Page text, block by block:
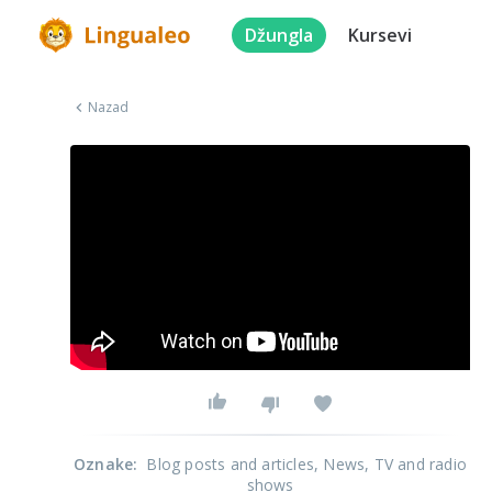
Džungla Kursevi
Nazad
Oznake: Blog posts and articles, News, TV and radio
shows